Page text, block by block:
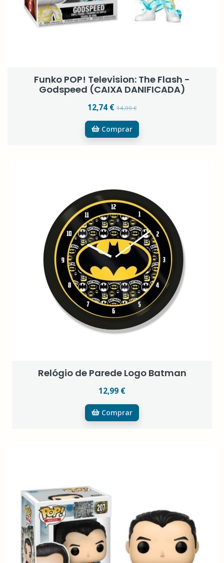
Funko POP! Television: The Flash -
Godspeed (CAIXA DANIFICADA)
12,74 €14,99 €
Comprar
Relógio de Parede Logo Batman
12,99 €
Comprar